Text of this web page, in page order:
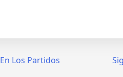
Los Partidos